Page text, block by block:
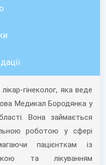
гінеколог, яка веде
Медикал Бородянка у
Вона займається
роботою у сфері
пацієнткам із
та лікуванням